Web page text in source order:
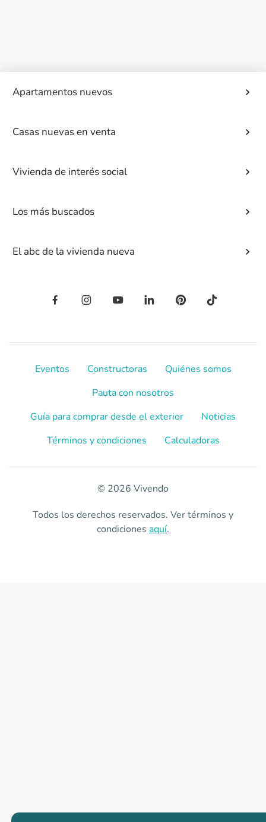
Apartamentos nuevos
Casas nuevas en venta
Vivienda de interés social
Los más buscados
El abc de la vivienda nueva
Eventos Constructoras
Quiénes somos
Pauta con nosotros
Guía para comprar desde el exterior
Noticias
Términos y condiciones
Calculadoras
© 2026 Vivendo
Todos los derechos reservados. Ver términos y
condiciones aquí.